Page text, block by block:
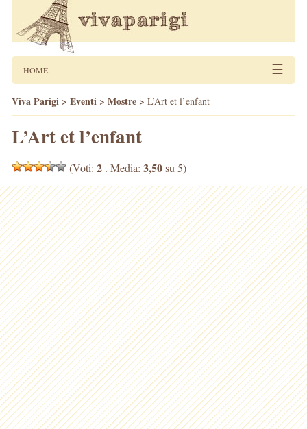
HOME ☰
Viva Parigi > Eventi > Mostre > L’Art et l’enfant
L’Art et l’enfant
(Voti: 2 . Media: 3,50su 5)